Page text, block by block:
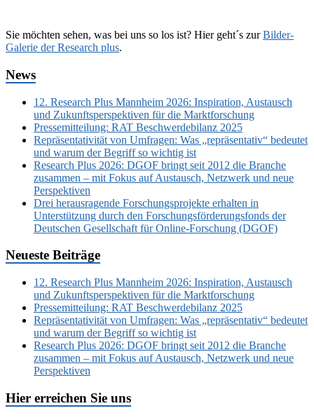
Sie möchten sehen, was bei uns so los ist? Hier geht´s zurBilder-
Galerie der Research plus.
News
12. Research Plus Mannheim 2026: Inspiration, Austausch
und Zukunftsperspektiven für die Marktforschung
Pressemitteilung: RAT Beschwerdebilanz 2025
Repräsentativität von Umfragen: Was „repräsentativ“ bedeutet
und warum der Begriff so wichtig ist
Research Plus 2026: DGOF bringt seit 2012 die Branche
zusammen – mit Fokus auf Austausch, Netzwerk und neue
Perspektiven
Drei herausragende Forschungsprojekte erhalten in
Unterstützung durch den Forschungsförderungsfonds der
Deutschen Gesellschaft für Online-Forschung (DGOF)
Neueste Beiträge
12. Research Plus Mannheim 2026: Inspiration, Austausch
und Zukunftsperspektiven für die Marktforschung
Pressemitteilung: RAT Beschwerdebilanz 2025
Repräsentativität von Umfragen: Was „repräsentativ“ bedeutet
und warum der Begriff so wichtig ist
Research Plus 2026: DGOF bringt seit 2012 die Branche
zusammen – mit Fokus auf Austausch, Netzwerk und neue
Perspektiven
Hier erreichen Sie uns